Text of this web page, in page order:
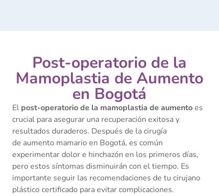
Post-operatorio de la
Mamoplastia de Aumento
en Bogotá
El post-operatorio de la mamoplastia de aumentoes
crucial para asegurar una recuperación exitosa y
resultados duraderos. Después de la cirugía
de aumento mamario en Bogotá, es común
experimentar dolor e hinchazón en los primeros días,
pero estos síntomas disminuirán con el tiempo. Es
importante seguir las recomendaciones de tu cirujano
plástico certificado para evitar complicaciones.